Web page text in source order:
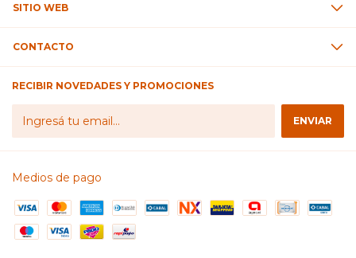
SITIO WEB
CONTACTO
RECIBIR NOVEDADES Y PROMOCIONES
Medios de pago